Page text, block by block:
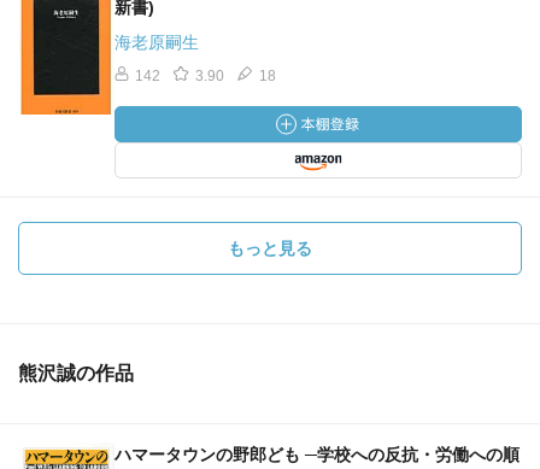
新書)
海老原嗣生
142 3.90 18
もっと見る
熊沢誠の作品
ハマータウンの野郎ども ─学校への反抗・労働への順